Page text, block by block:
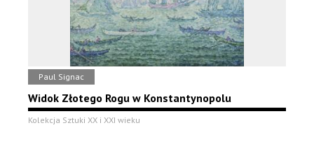
Paul Signac
Widok Złotego Rogu w Konstantynopolu
Kolekcja Sztuki XX i XXI wieku